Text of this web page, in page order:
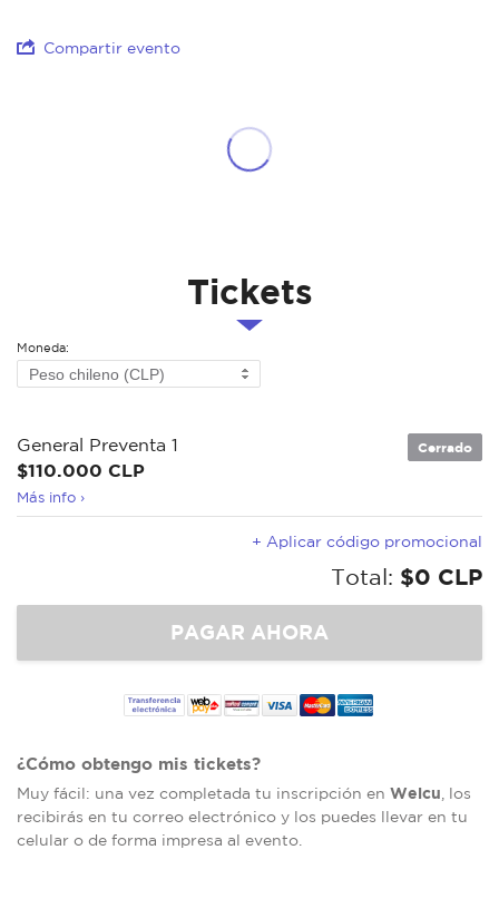
Compartir evento
Tickets
Moneda:
General Preventa 1
$110.000 CLP
Más info ›
Cerrado
+ Aplicar código promocional
Total: $0 CLP
¿Cómo obtengo mis tickets?
Muy fácil: una vez completada tu inscripción en Welcu , los
recibirás en tu correo electrónico y los puedes llevar en tu
celular o de forma impresa al evento.